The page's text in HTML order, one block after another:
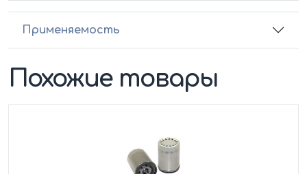
Применяемость
Похожие товары